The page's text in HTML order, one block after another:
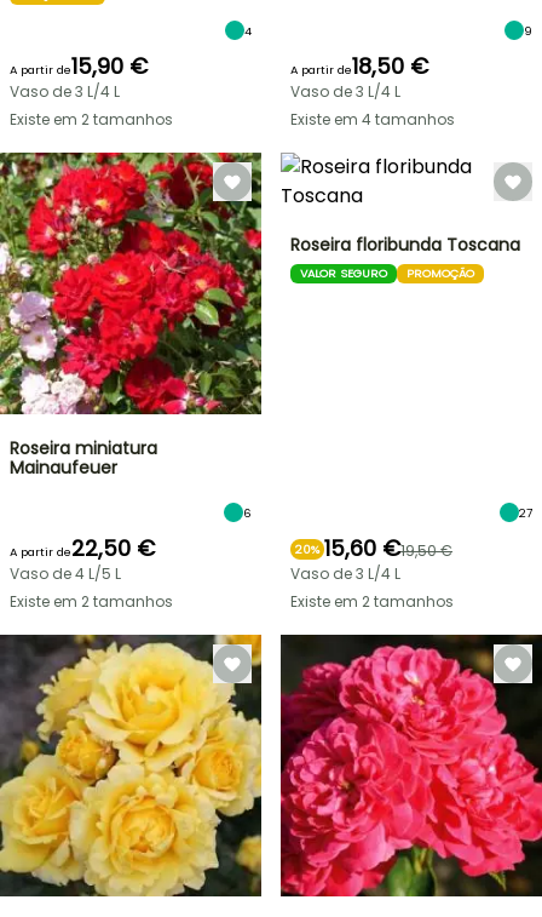
4
A partir de15,90 €
Vaso de 3 L/4 L
Existe em 2 tamanhos
9
A partir de18,50 €
Vaso de 3 L/4 L
Existe em 4 tamanhos
Roseira miniatura
Mainaufeuer
6
A partir de22,50 €
Vaso de 4 L/5 L
Existe em 2 tamanhos
Roseira floribunda Toscana
VALOR SEGURO PROMOÇÃO
27
20% 15,60 €19,50 €
Vaso de 3 L/4 L
Existe em 2 tamanhos